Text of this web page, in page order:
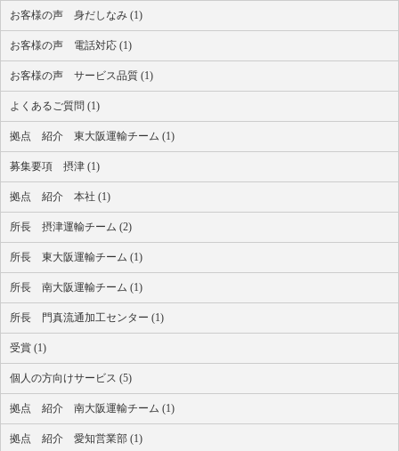
お客様の声 身だしなみ (1)
お客様の声 電話対応 (1)
お客様の声 サービス品質 (1)
よくあるご質問 (1)
拠点 紹介 東大阪運輸チーム (1)
募集要項 摂津 (1)
拠点 紹介 本社 (1)
所長 摂津運輸チーム (2)
所長 東大阪運輸チーム (1)
所長 南大阪運輸チーム (1)
所長 門真流通加工センター (1)
受賞 (1)
個人の方向けサービス (5)
拠点 紹介 南大阪運輸チーム (1)
拠点 紹介 愛知営業部 (1)